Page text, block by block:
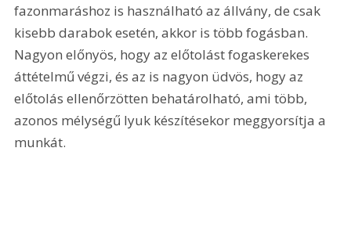
fazonmaráshoz is használható az állvány, de csak
kisebb darabok esetén, akkor is több fogásban.
Nagyon előnyös, hogy az előtolást fogaskerekes
áttételmű végzi, és az is nagyon üdvös, hogy az
előtolás ellenőrzötten behatárolható, ami több,
azonos mélységű lyuk készítésekor meggyorsítja a
munkát.